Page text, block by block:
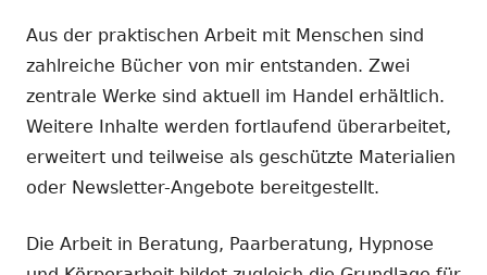
Aus der praktischen Arbeit mit Menschen sind
zahlreiche Bücher von mir entstanden. Zwei
zentrale Werke sind aktuell im Handel erhältlich.
Weitere Inhalte werden fortlaufend überarbeitet,
erweitert und teilweise als geschützte Materialien
oder Newsletter-Angebote bereitgestellt.
Die Arbeit in Beratung, Paarberatung, Hypnose